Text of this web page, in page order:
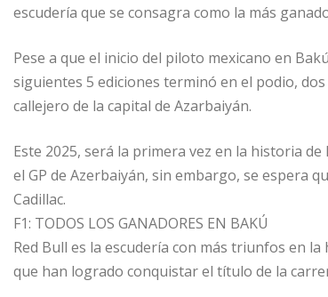
escudería que se consagra como la más
Pese a que el inicio del piloto mexicano en
siguientes 5 ediciones terminó en el podio,
callejero de la capital de Azarbaiyán.
Este 2025, será la primera vez en la historia de
el GP de Azerbaiyán, sin embargo, se espera
Cadillac.
F1: TODOS LOS GANADORES EN BAKÚ
Red Bull es la escudería con más triunfos en
que han logrado conquistar el título de la